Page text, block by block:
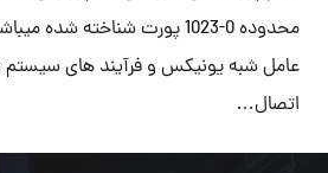
محدوده 0-1023 پورت شناخته
عامل شبه یونیکس و فرآیند های
اتصال…